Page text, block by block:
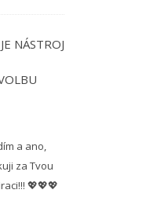
NÁSTROJ
a ano,
za Tvou
💖💖💖